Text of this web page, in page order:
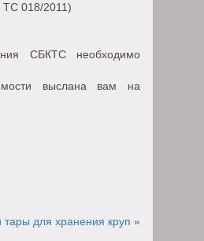
ТС 018/2011)
СБКТС необходимо
выслана вам на
для хранения круп »